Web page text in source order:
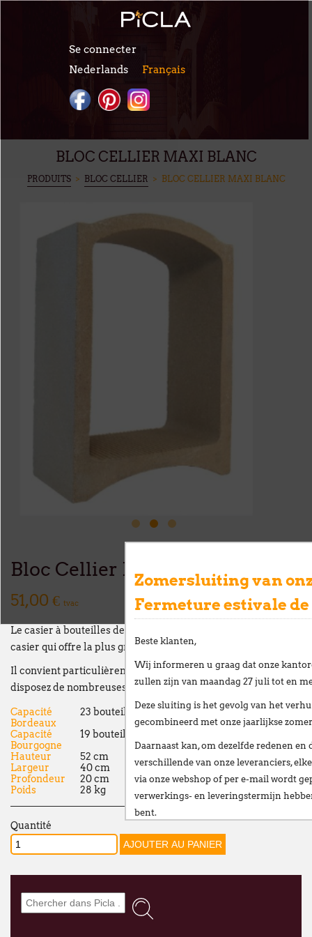
Se connecter
Nederlands
Français
BLOC CELLIER MAXI BLANC
VOUS ÊTES ICI
PRODUITS> BLOC CELLIER > BLOC CELLIER MAXI BLANC
Bloc Cellier Maxi blanc
51,00 € tvac
Le casier à bouteilles de vin 'Bloc Cellier Maxi blanc' est le
casier qui offre la plus grande capacité de stockage.
Il convient particulièrement aux appellations dont vous
disposez de nombreuses bouteilles.
Capacité
Bordeaux
23 bouteilles
Capacité
Bourgogne
19 bouteilles
Hauteur
52 cm
Largeur
40 cm
Profondeur
20 cm
Poids
28 kg
Quantité
Zomersluiting van
Fermeture estivale
Beste klanten,
Wij informeren u graag dat onze
zullen zijn vanmaandag 27 juli tot en
Deze sluiting is het gevolg van het
gecombineerd met onzejaarlijkse
Daarnaast kan, om dezelfde redenen
verschillende van onze leveranciers,
via onze webshop of per e-mailwordt
verwerkings- en leveringstermijn
bent.
Wij stellen alles in het werk om deze
te beperken en danken u oprecht voor
Vanafmaandag 24 augustus
Broekweg 12W